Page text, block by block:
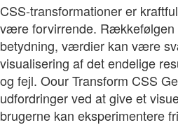
CSS-transformationer er
være forvirrende. Rækkefølgen
betydning, værdier kan være
visualisering af det endelige
og fejl. Oour Transform CSS
udfordringer ved at give et
brugerne kan eksperimentere